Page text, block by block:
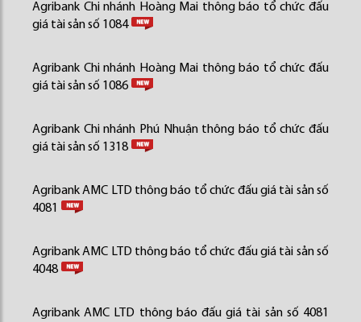
Agribank Chi nhánh Hoàng Mai thông báo tổ chức đấu
giá tài sản số 1084
Agribank Chi nhánh Hoàng Mai thông báo tổ chức đấu
giá tài sản số 1086
Agribank Chi nhánh Phú Nhuận thông báo tổ chức đấu
giá tài sản số 1318
Agribank AMC LTD thông báo tổ chức đấu giá tài sản số
4081
Agribank AMC LTD thông báo tổ chức đấu giá tài sản số
4048
Agribank AMC LTD thông báo đấu giá tài sản số 4081